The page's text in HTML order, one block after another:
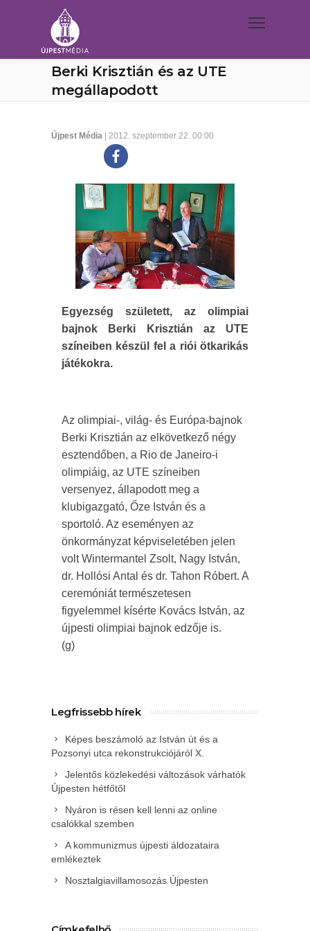
Berki Krisztián és az UTE
megállapodott
Újpest Média | 2012. szeptember 22. 00:00
Egyezség született, az olimpiai
bajnok Berki Krisztián az UTE
színeiben készül fel a riói ötkarikás
játékokra.
Az olimpiai-, világ- és Európa-bajnok
Berki Krisztián az elkövetkező négy
esztendőben, a Rio de Janeiro-i
olimpiáig, az UTE színeiben
versenyez, állapodott meg a
klubigazgató, Őze István és a
sportoló. Az eseményen az
önkormányzat képviseletében jelen
volt Wintermantel Zsolt, Nagy István,
dr. Hollósi Antal és dr. Tahon Róbert. A
ceremóniát természetesen
figyelemmel kísérte Kovács István, az
újpesti olimpiai bajnok edzője is.
(g)
Legfrissebb hírek
Képes beszámoló az István út és a
Pozsonyi utca rekonstrukciójáról X.
Jelentős közlekedési változások várhatók
Újpesten hétfőtől
Nyáron is résen kell lenni az online
csalókkal szemben
A kommunizmus újpesti áldozataira
emlékeztek
Nosztalgiavillamosozás Újpesten